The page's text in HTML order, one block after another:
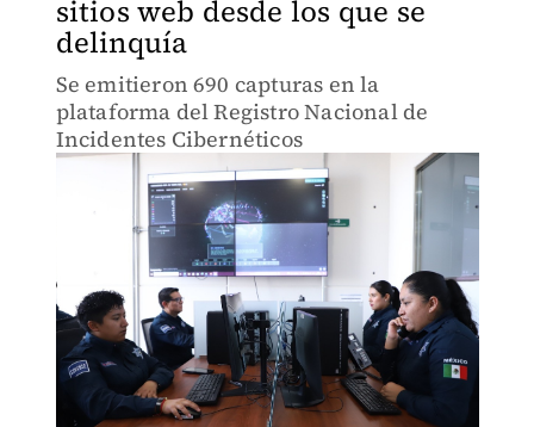
sitios web desde los que se
delinquía
Se emitieron 690 capturas en la
plataforma del Registro Nacional de
Incidentes Cibernéticos